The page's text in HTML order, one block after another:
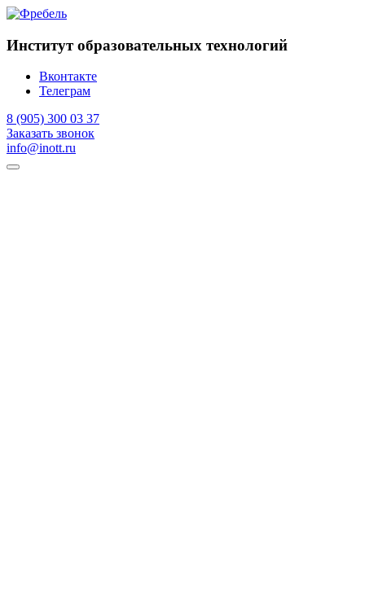
Институт образовательных технологий
Вконтакте
Телеграм
8 (905) 300 03 37
Заказать звонок
info@inott.ru